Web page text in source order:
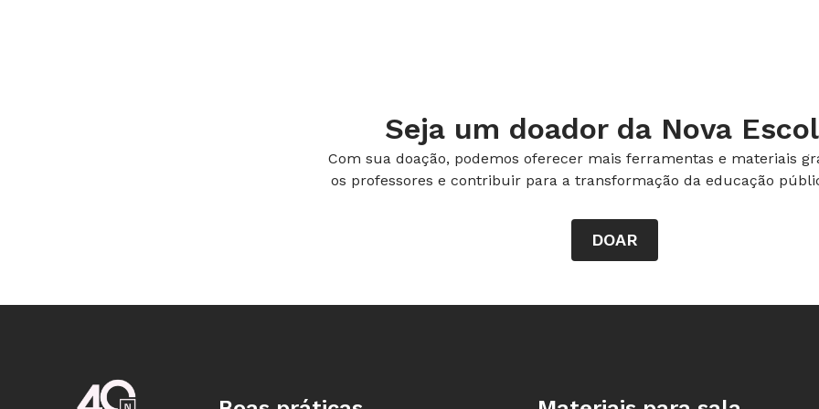
Seja um doador da Nova
Com sua doação, podemos oferecer mais ferramentas e materiais
os professores e contribuir para a transformação da educação
DOAR